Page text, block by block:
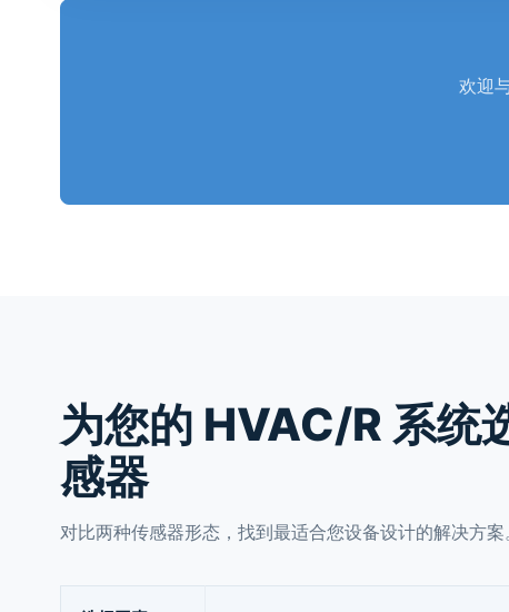
欢迎
为您的 HVAC/R 系统
感器
对比两种传感器形态，找到最适合您设备设计的解决方案